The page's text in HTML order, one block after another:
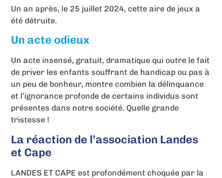
Un an après, le 25 juillet 2024, cette aire de jeux a
été détruite.
Un acte odieux
Un acte insensé, gratuit, dramatique qui outre le fait
de priver les enfants souffrant de handicap ou pas à
un peu de bonheur, montre combien la délinquance
et l’ignorance profonde de certains individus sont
présentes dans notre société. Quelle grande
tristesse !
La réaction de l’association Landes
et Cape
LANDES ET CAPE est profondément choquée par la